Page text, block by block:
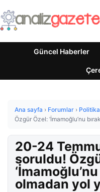
Güncel Haberler
Ana sayfa › Forumlar › Politika
Özgür Özel: ‘İmamoğlu’nu
20-24
soruldu!
olmadan yol